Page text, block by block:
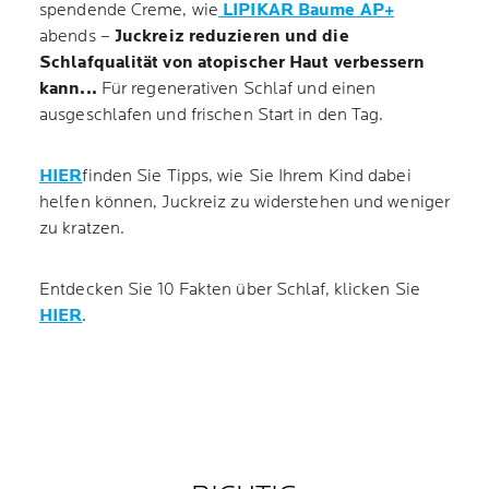
spendende Creme, wie LIPIKAR Baume AP+
abends – Juckreiz reduzieren und die
Schlafqualität von atopischer Haut verbessern
kann... Für regenerativen Schlaf und einen
ausgeschlafen und frischen Start in den Tag.
HIERfinden Sie Tipps, wie Sie Ihrem Kind dabei
helfen können, Juckreiz zu widerstehen und weniger
zu kratzen.
Entdecken Sie 10 Fakten über Schlaf, klicken Sie
HIER.